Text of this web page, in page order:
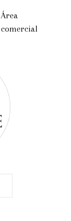
Área
comercial